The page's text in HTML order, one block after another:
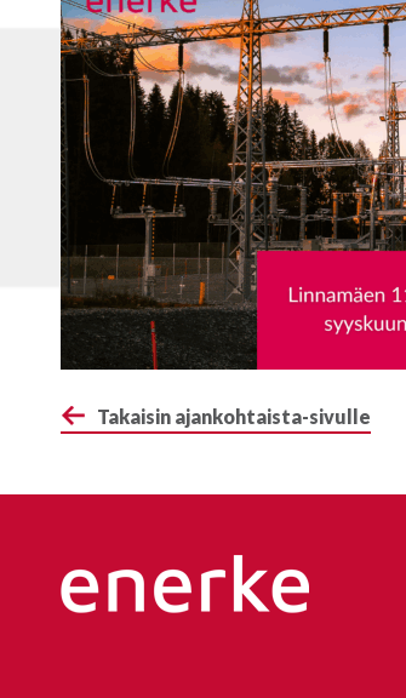
Takaisin ajankohtaista-sivulle